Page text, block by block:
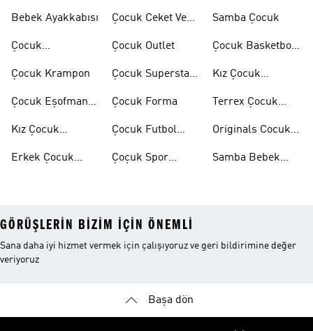
Bebek Ayakkabısı
Çocuk
Çocuk Krampon
Çocuk Eşofman
Kız Çocuk
Erkek Çocuk
Çocuk Ceket Ve
Çocuk Outlet
Çocuk Superstar
Çocuk Forma
Çocuk Futbol
Çoçuk Spor
Samba Çocuk
Çocuk Basketbol
Kız Çocuk
Terrex Çocuk
Originals Cocuk
Samba Bebek
GÖRÜŞLERIN BIZIM IÇIN ÖNEMLI
Sana daha iyi hizmet vermek için çalışıyoruz ve geri bildirimine değer
veriyoruz
Başa dön